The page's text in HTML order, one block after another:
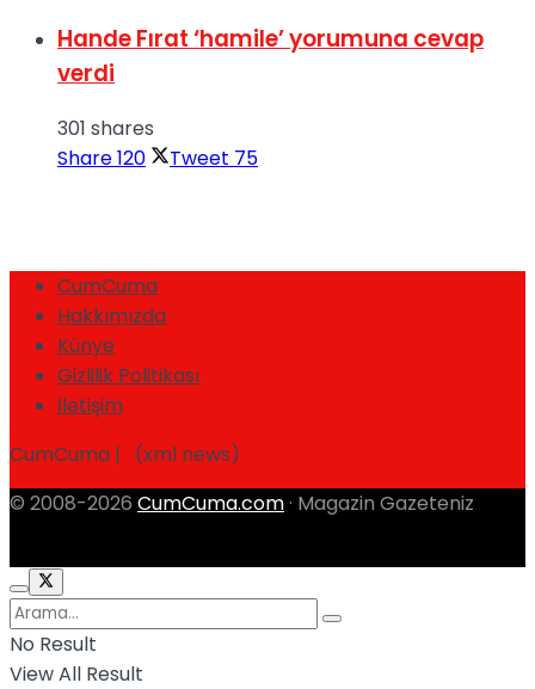
Hande Fırat ‘hamile’ yorumuna cevap
verdi
301 shares
Share120 Tweet 75
CumCuma
Hakkımızda
Künye
Gizlilik Politikası
İletişim
CumCuma | (xml news)
© 2008-2026 CumCuma.com · Magazin Gazeteniz
No Result
View All Result